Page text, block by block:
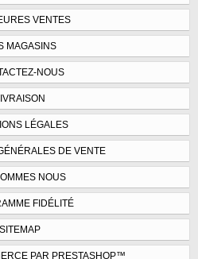
VENTES
MAGASINS
NOUS
LÉGALES
DE VENTE
NOUS
FIDÉLITÉ
SITEMAP
PAR PRESTASHOP™